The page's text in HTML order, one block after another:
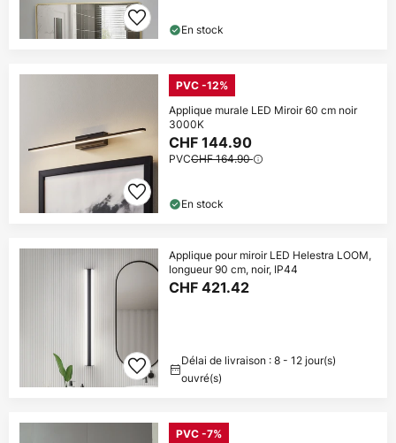
En stock
PVC -12%
Applique murale LED Miroir 60 cm noir
3000K
CHF 144.90
PVCCHF 164.90
En stock
Applique pour miroir LED Helestra LOOM,
longueur 90 cm, noir, IP44
CHF 421.42
Délai de livraison : 8 - 12 jour(s)
ouvré(s)
PVC -7%